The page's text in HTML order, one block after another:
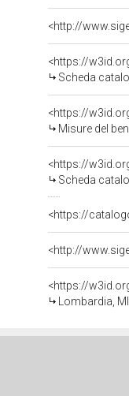
<https://
Scheda
<https://
Misure del
<https://
Scheda
<https://
<https://
Lombardia,